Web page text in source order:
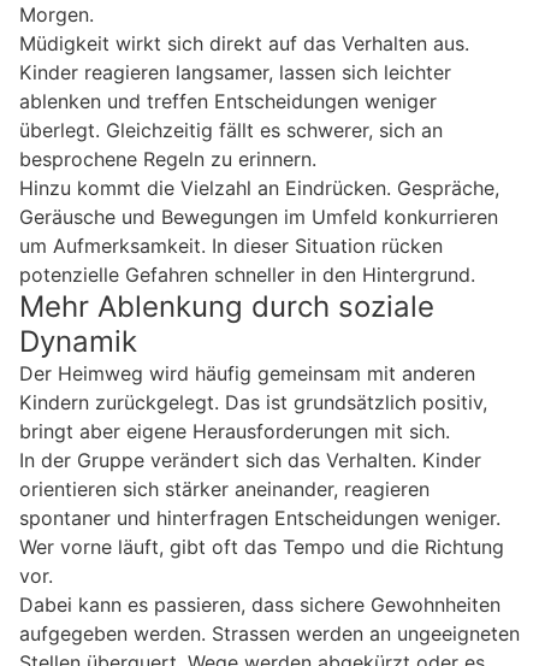
Morgen.
Müdigkeit wirkt sich direkt auf das Verhalten aus.
Kinder reagieren langsamer, lassen sich leichter
ablenken und treffen Entscheidungen weniger
überlegt. Gleichzeitig fällt es schwerer, sich an
besprochene Regeln zu erinnern.
Hinzu kommt die Vielzahl an Eindrücken. Gespräche,
Geräusche und Bewegungen im Umfeld konkurrieren
um Aufmerksamkeit. In dieser Situation rücken
potenzielle Gefahren schneller in den Hintergrund.
Mehr Ablenkung durch soziale
Dynamik
Der Heimweg wird häufig gemeinsam mit anderen
Kindern zurückgelegt. Das ist grundsätzlich positiv,
bringt aber eigene Herausforderungen mit sich.
In der Gruppe verändert sich das Verhalten. Kinder
orientieren sich stärker aneinander, reagieren
spontaner und hinterfragen Entscheidungen weniger.
Wer vorne läuft, gibt oft das Tempo und die Richtung
vor.
Dabei kann es passieren, dass sichere Gewohnheiten
aufgegeben werden. Strassen werden an ungeeigneten